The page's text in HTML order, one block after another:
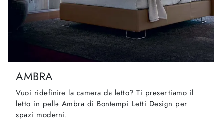
AMBRA
Vuoi ridefinire la camera da letto? Ti presentiamo il
letto in pelle Ambra di Bontempi Letti Design per
spazi moderni.